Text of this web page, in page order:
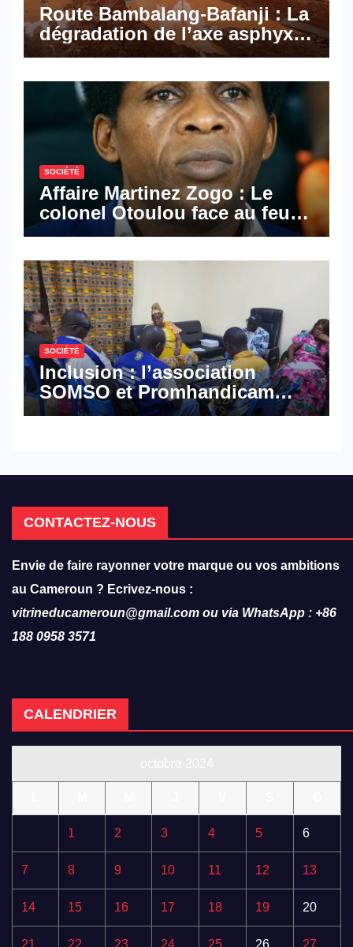
Route Bambalang-Bafanji : La
dégradation de l’axe asphyxie
les activités économiques
SOCIÉTÉ
Affaire Martinez Zogo : Le
colonel Otoulou face au feu
croisé des avocats de la
SOCIÉTÉ
Inclusion : l’association
SOMSO et Promhandicam
militent en faveur d’une
CONTACTEZ-NOUS
Envie de faire rayonner votre marque ou vos ambitions
au Cameroun ? Ecrivez-nous :
vitrineducameroun@gmail.com ou via WhatsApp : +86
188 0958 3571
CALENDRIER
1 2 3 4 5 6
7 8 9 10 11 12 13
14 15 16 17 18 19 20
21 22 23 24 25 26 27